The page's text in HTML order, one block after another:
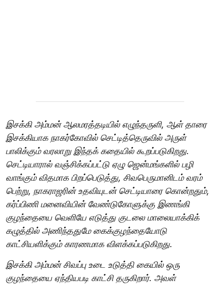
இசக்கி அம்மன் ஆலமரத்தடியில் எழுந்தருளி, ஆள் தாரை
இசக்கியாக நாகர்கோவில் செட்டித்தெருவில் அருள்
பாலிக்கும் வரலாறு இந்தக் கதையில் கூறப்படுகிறது.
செட்டியாரால் வஞ்சிக்கப்பட்டு ஏழு ஜென்மங்களில் பழி
வாங்கும் விதமாக பிறப்பெடுத்து, சிவபெருமானிடம் வரம்
பெற்று, நாகராஜரின் உதவியுடன் செட்டியாரை கொன்றதும்,
கர்ப்பிணி மனைவியின் வேண்டுகோளுக்கு இணங்கி
குழந்தையை வெளியே எடுத்து குடலை மாலையாக்கிக்
கழுத்தில் அணிந்ததுமே கைக்குழந்தையோடு
காட்சியளிக்கும் காரணமாக விளக்கப்படுகிறது.
இசக்கி அம்மன் சிவப்பு உடை உடுத்தி கையில் ஒரு
குழந்தையை ஏந்தியபடி காட்சி தருகிறார். அவள்